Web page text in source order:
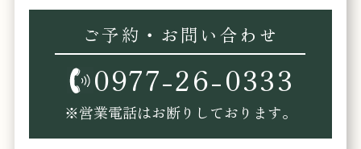
ご予約・お問い合わせ
0977-26-0333
※営業電話はお断りしております。